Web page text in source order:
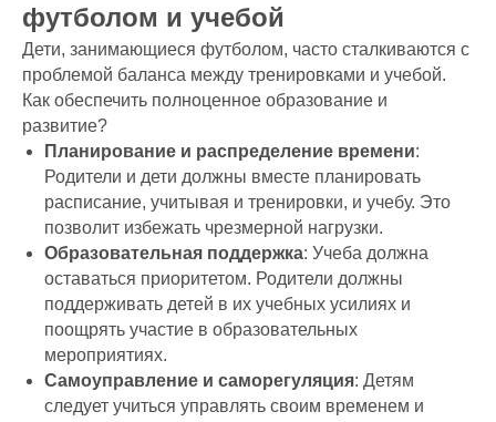
футболом и учебой
Дети, занимающиеся футболом, часто сталкиваются с
проблемой баланса между тренировками и учебой.
Как обеспечить полноценное образование и
развитие?
Планирование и распределение времени:
Родители и дети должны вместе планировать
расписание, учитывая и тренировки, и учебу. Это
позволит избежать чрезмерной нагрузки.
Образовательная поддержка: Учеба должна
оставаться приоритетом. Родители должны
поддерживать детей в их учебных усилиях и
поощрять участие в образовательных
мероприятиях.
Самоуправление и саморегуляция: Детям
следует учиться управлять своим временем и